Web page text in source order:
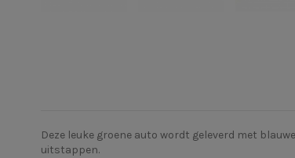
Deze leuke groene auto wordt geleverd met
uitstappen.